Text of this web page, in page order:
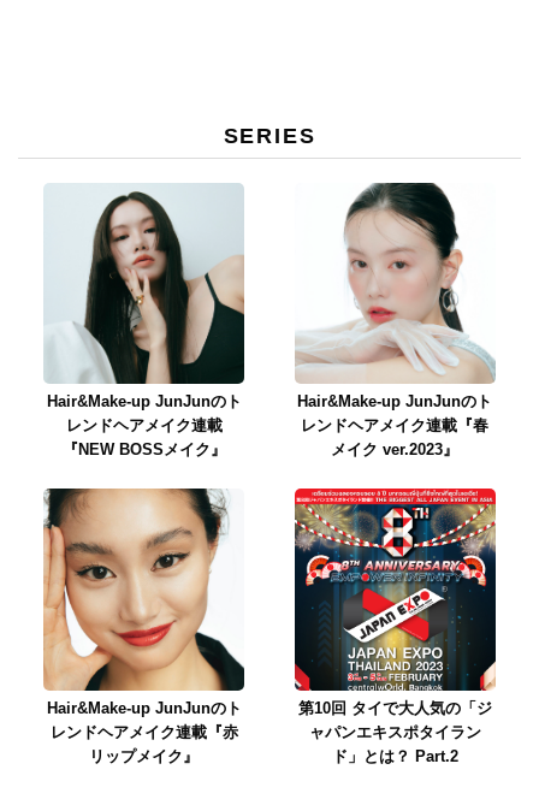
SERIES
Hair&Make-up JunJunのト
レンドヘアメイク連載
『NEW BOSSメイク』
Hair&Make-up JunJunのト
レンドヘアメイク連載『春
メイク ver.2023』
Hair&Make-up JunJunのト
レンドヘアメイク連載『赤
リップメイク』
第10回 タイで大人気の「ジ
ャパンエキスポタイラン
ド」とは？ Part.2